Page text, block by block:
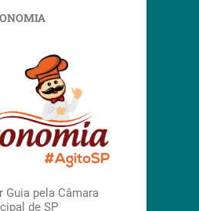
Guia pela Câmara
de SP